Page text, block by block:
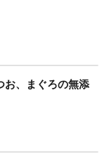
お、まぐろの無添